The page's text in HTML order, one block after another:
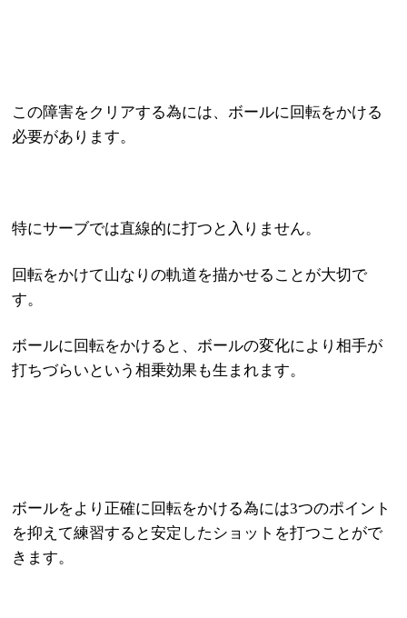
この障害をクリアする為には、ボールに回転をかける
必要があります。
特にサーブでは直線的に打つと入りません。
回転をかけて山なりの軌道を描かせることが大切で
す。
ボールに回転をかけると、ボールの変化により相手が
打ちづらいという相乗効果も生まれます。
ボールをより正確に回転をかける為には3つのポイント
を抑えて練習すると安定したショットを打つことがで
きます。